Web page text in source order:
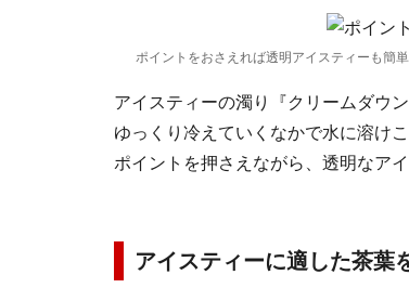
ポイントをおさえれば透明アイスティーも簡単
アイスティーの濁り『クリームダウ
ゆっくり冷えていくなかで水に溶け
ポイントを押さえながら、透明なア
アイスティーに適した茶葉